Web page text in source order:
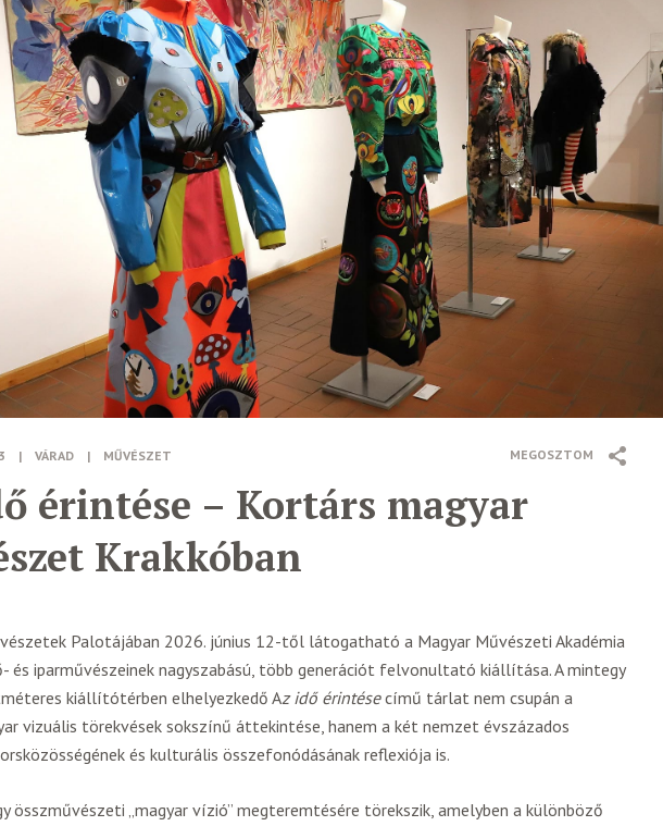
MEGOSZTOM
| VÁRAD | MŰVÉSZET
érintése – Kortárs magyar
Krakkóban
Palotájában 2026. június 12-től látogatható a Magyar Művészeti Akadémia
és iparművészeinek nagyszabású, több generációt felvonultató kiállítása. A mintegy
kiállítótérben elhelyezkedő Az idő érintésecímű tárlat nem csupán a
vizuális törekvések sokszínű áttekintése, hanem a két nemzet évszázados
és kulturális összefonódásának reflexiója is.
összművészeti „magyar vízió” megteremtésére törekszik, amelyben a különböző